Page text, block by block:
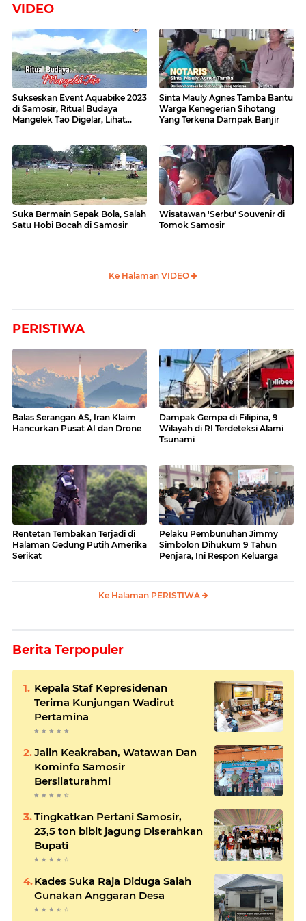
VIDEO
Sukseskan Event Aquabike 2023
di Samosir, Ritual Budaya
Mangelek Tao Digelar, Lihat
Sinta Mauly Agnes Tamba Bantu
Warga Kenegerian Sihotang
Yang Terkena Dampak Banjir
Suka Bermain Sepak Bola, Salah
Satu Hobi Bocah di Samosir
Wisatawan 'Serbu' Souvenir di
Tomok Samosir
Ke Halaman VIDEO
PERISTIWA
Balas Serangan AS, Iran Klaim
Hancurkan Pusat AI dan Drone
Dampak Gempa di Filipina, 9
Wilayah di RI Terdeteksi Alami
Tsunami
Rentetan Tembakan Terjadi di
Halaman Gedung Putih Amerika
Serikat
Pelaku Pembunuhan Jimmy
Simbolon Dihukum 9 Tahun
Penjara, Ini Respon Keluarga
Ke Halaman PERISTIWA
Berita Terpopuler
Kepala Staf Kepresidenan
Terima Kunjungan Wadirut
Pertamina
Jalin Keakraban, Watawan Dan
Kominfo Samosir
Bersilaturahmi
Tingkatkan Pertani Samosir,
23,5 ton bibit jagung Diserahkan
Bupati
Kades Suka Raja Diduga Salah
Gunakan Anggaran Desa